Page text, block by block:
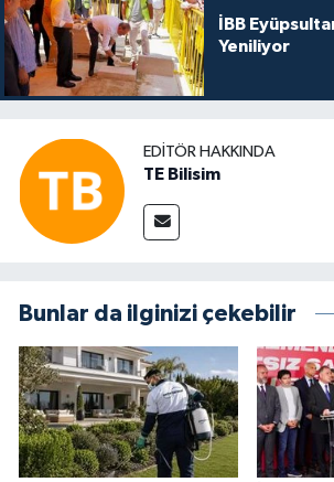
İBB
Yeniliyor
EDITÖR HAKKINDA
TE Bilisim
Bunlar da ilginizi çekebilir